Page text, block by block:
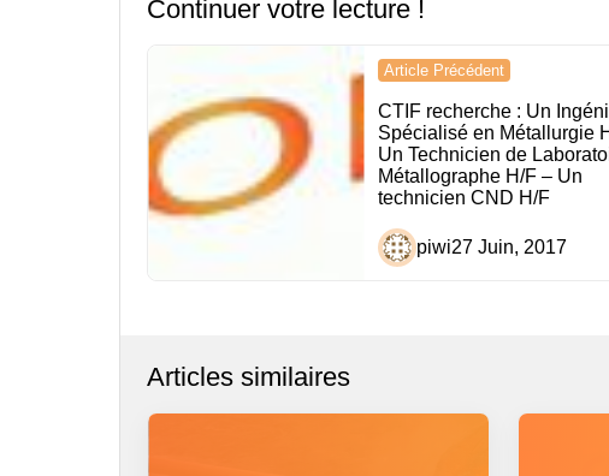
Continuer votre lecture !
de
l’article
Article Précédent
CTIF recherche : Un
Spécialisé en Métallurgie
Un Technicien de
Métallographe H/F – Un
technicien CND H/F
piwi27 Juin, 2017
Articles similaires